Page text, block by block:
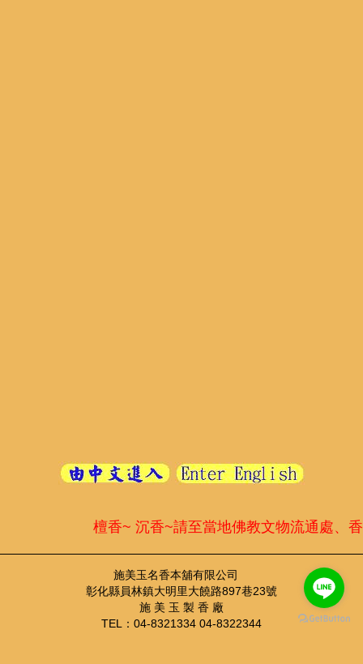
檀香~ 沉香~請至當地佛教文物流通處、
施美玉名香本舖有限公司
彰化縣員林鎮大明里大饒路897巷23號
施 美 玉 製 香 廠
TEL：04-8321334 04-8322344